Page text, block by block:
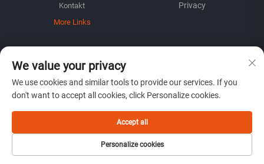
Kontakt
More Links
Registrera dig för att få vårt veckovisa nyhetsbrev
ÖVERLÄMNA
We value your privacy
We use cookies and similar tools to provide our services. If you
don't want to accept all cookies, click Personalize cookies.
Personalize cookies
Accept all